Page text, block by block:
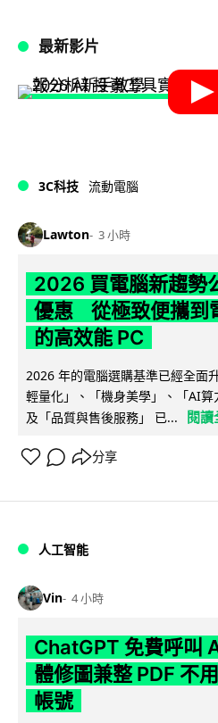
最新影片
3C科技 流動電腦
Lawton 3 小時
2026 買電腦新趨勢
優惠 從極致便攜到
的高效能 PC
2026 年的電腦選購基準已經全面
輕量化」、「機身美學」、「AI
及「品質與售後服務」 已...
閱讀
分享
人工智能
Vin 4 小時
ChatGPT 免費呼叫
體修圖兼整 PDF 不
帳號